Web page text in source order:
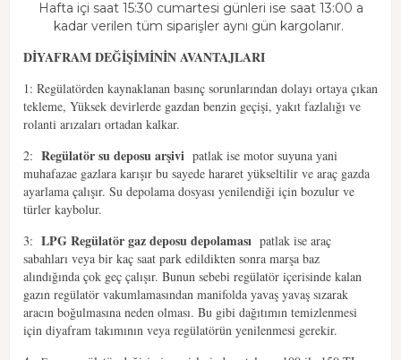
Hafta içi saat 15:30 cumartesi günleri ise saat 13:00 a
kadar verilen tüm siparişler aynı gün kargolanır.
DİYAFRAM DEĞİŞİMİNİN AVANTAJLARI
1: Regülatörden kaynaklanan basınç sorunlarından dolayı ortaya çıkan
tekleme, Yüksek devirlerde gazdan benzin geçişi, yakıt fazlalığı ve
rolanti arızaları ortadan kalkar.
2: Regülatör su deposu arşivi patlak ise motor suyuna yani
muhafazae gazlara karışır bu sayede hararet yükseltilir ve araç gazda
ayarlama çalışır. Su depolama dosyası yenilendiği için bozulur ve
türler kaybolur.
3: LPG Regülatör gaz deposu depolaması patlak ise araç
sabahları veya bir kaç saat park edildikten sonra marşa baz
alındığında çok geç çalışır. Bunun sebebi regülatör içerisinde kalan
gazın regülatör vakumlamasından manifolda yavaş yavaş sızarak
aracın boğulmasına neden olması. Bu gibi dağıtımın temizlenmesi
için diyafram takımının veya regülatörün yenilenmesi gerekir.